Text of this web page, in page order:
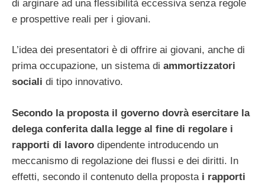
di arginare ad una flessibilità eccessiva senza regole
e prospettive reali per i giovani.
L’idea dei presentatori è di offrire ai giovani, anche di
prima occupazione, un sistema di ammortizzatori
sociali di tipo innovativo.
Secondo la proposta il governo dovrà esercitare la
delega conferita dalla legge al fine di regolare i
rapporti di lavoro dipendente introducendo un
meccanismo di regolazione dei flussi e dei diritti. In
effetti, secondo il contenuto della proposta i rapporti